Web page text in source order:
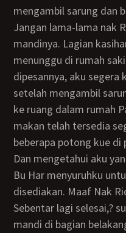
mengambil sarung dan
Jangan lama-lama nak Rido, ibu cuma sebentar kok
mandinya. Lagian
menunggu di rumah
dipesannya, aku segera
setelah mengambil
ke ruang dalam rumah
makan telah tersedia
beberapa potong kue di
Dan mengetahui aku yang datang, terdengar suara
Bu Har menyuruhku
disediakan. Maaf Nak
Sebentar lagi selesai,?
mandi di bagian